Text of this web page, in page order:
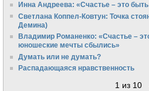
Инна Андреева: «Счастье – это
Светлана Коппел-Ковтун: Точка
Демина)
Владимир Романенко: «Счастье –
юношеские мечты сбылись»
Думать или не думать?
Распадающаяся нравственность
1 из 10